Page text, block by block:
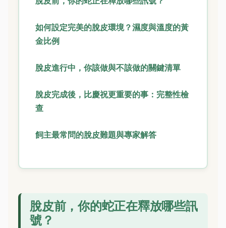
如何設定完美的脫皮環境？濕度與溫度的黃
金比例
脫皮進行中，你該做與不該做的關鍵清單
脫皮完成後，比慶祝更重要的事：完整性檢
查
飼主最常問的脫皮難題與專家解答
脫皮前，你的蛇正在釋放哪些訊
號？